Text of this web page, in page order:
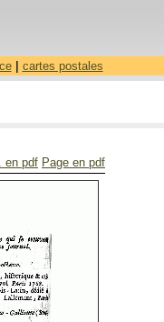
| cartes postales
en pdf Page en pdf